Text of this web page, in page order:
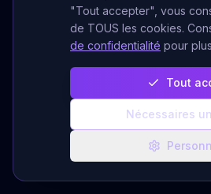
"Tout accepter", vous
de TOUS les cookies.
de confidentialité pour
Tout
Nécessaires